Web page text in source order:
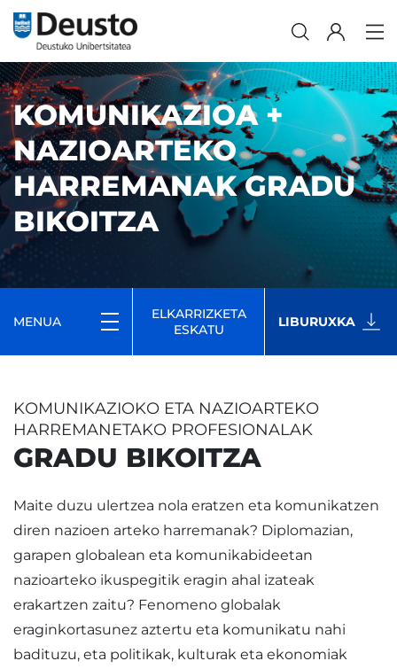
KOMUNIKAZIOA +
NAZIOARTEKO
HARREMANAK GRADU
BIKOITZA
MENUA
ELKARRIZKETA
ESKATU
LIBURUXKA
KOMUNIKAZIOKO ETA NAZIOARTEKO
HARREMANETAKO PROFESIONALAK
GRADU BIKOITZA
Maite duzu ulertzea nola eratzen eta komunikatzen
diren nazioen arteko harremanak? Diplomazian,
garapen globalean eta komunikabideetan
nazioarteko ikuspegitik eragin ahal izateak
erakartzen zaitu? Fenomeno globalak
eraginkortasunez aztertu eta komunikatu nahi
badituzu, eta politikak, kulturak eta ekonomiak